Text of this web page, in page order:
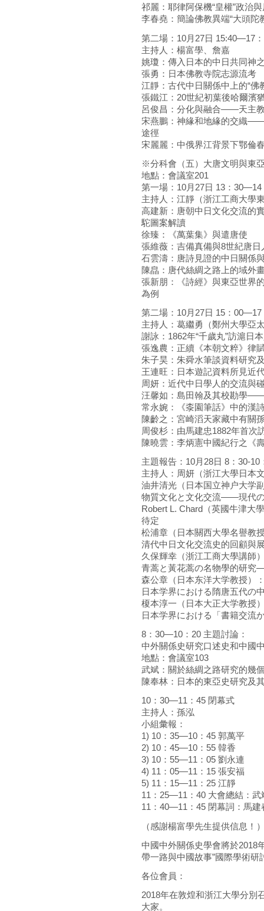
祁麗：耶律阿保機“皇權”政治
李春堯：簡論佛教異端“大頭陀
第二場：10月27日 15:40—17
主持人：楊富學、詹嘉
姚瓊：傳入日本的中日共同神
張勇：日本佛教寺院志源流考
江靜：古代中日關係中上的“佛
張鐵江：20世紀初葉後哈爾濱
呂俊昌：分化與融合——天主
宋燕鵬：神緣和地緣的交織
途徑
宋麗麗：中俄界江背景下鄂倫
※分科會（五）大唐文明與東
地點：會議室201
第一場：10月27日 13：30—14
主持人：江靜（浙江工商大學
高建新：唐朝中日文化交流的
駝圖案解讀
徐臻：《萬葉集》與遣唐使
張維薇：吉備真備與8世紀唐日
石雲濤：唐詩見證的中日關係
陳皛：唐代絲綢之路上的域外
張新朋：《詩經》與東亞世界
為例
第二場：10月27日 15：00—17
主持人：葛繼勇（鄭州大學亞
謝詠：1862年“千歲丸”訪滬日
張逸農：正續《本朝文粹》律
朱子昊：朱舜水筆談資料研究
王連旺：日本遊記資料所見
周妍：近代中日學人的交流
汪馨如：島田翰及其校勘學
常永婉：《桼園筆話》中的漢
陳齡之：宮崎滔天家藏中有關
周俊杉：由馬建忠1882年首次
陳曉雲：李炳憲中國紀行之《
主題報告：10月28日 8：30-10
主持人：周妍（浙江大學日本
油井清光（日本国立神户大学
物質文化と文化交流——現代
Robert L. Chard（英國牛津大
待定
松浦章（日本關西大學名譽教
清代中日文化交流史的回顧與
久保輝幸（浙江工商大學講師
青蒿と黃花蒿の名物學的研
森公章（日本东洋大学教授）
日本学界における隋唐五代の
榎本淳一（日本大正大学教授
日本学界における「書籍交流
8：30—10：20 主題討論：
中外關係史研究口述史和中國
地點：會議室103
武斌：關於絲綢之路研究的幾
陳奉林：日本的東亞史研究及
10：30—11：45 閉幕式
主持人：孫泓
小組彙報：
1) 10：35—10：45 郭萬平
2) 10：45—10：55 韓香
3) 10：55—11：05 劉永連
4) 11：05—11：15 張安福
5) 11：15—11：25 江靜
11：25—11：40 大會總結：武
11：40—11：45 閉幕詞：馬建
（感謝楊富學先生提供信息！
中國中外關係史學會將於2018
帶一路與中國故事”國際學術
各位會員：
2018年在敦煌和浙江大學分別
大家。